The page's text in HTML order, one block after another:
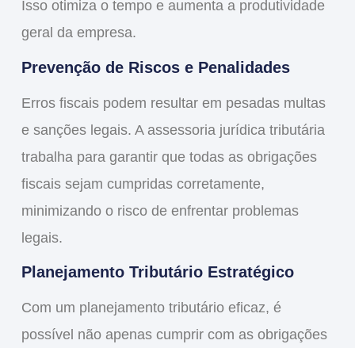
Isso otimiza o tempo e aumenta a produtividade
geral da empresa.
Prevenção de Riscos e Penalidades
Erros fiscais podem resultar em pesadas multas
e sanções legais. A assessoria jurídica tributária
trabalha para garantir que todas as obrigações
fiscais sejam cumpridas corretamente,
minimizando o risco de enfrentar problemas
legais.
Planejamento Tributário Estratégico
Com um planejamento tributário eficaz, é
possível não apenas cumprir com as obrigações